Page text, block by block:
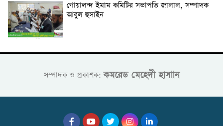
গোয়ালন্দ ইমাম কমিটির সভাপতি জালাল, সম্পাদক
আবুল হুসাইন
সম্পাদক ও প্রকাশক:কমরেড মেহেদী হাসাান